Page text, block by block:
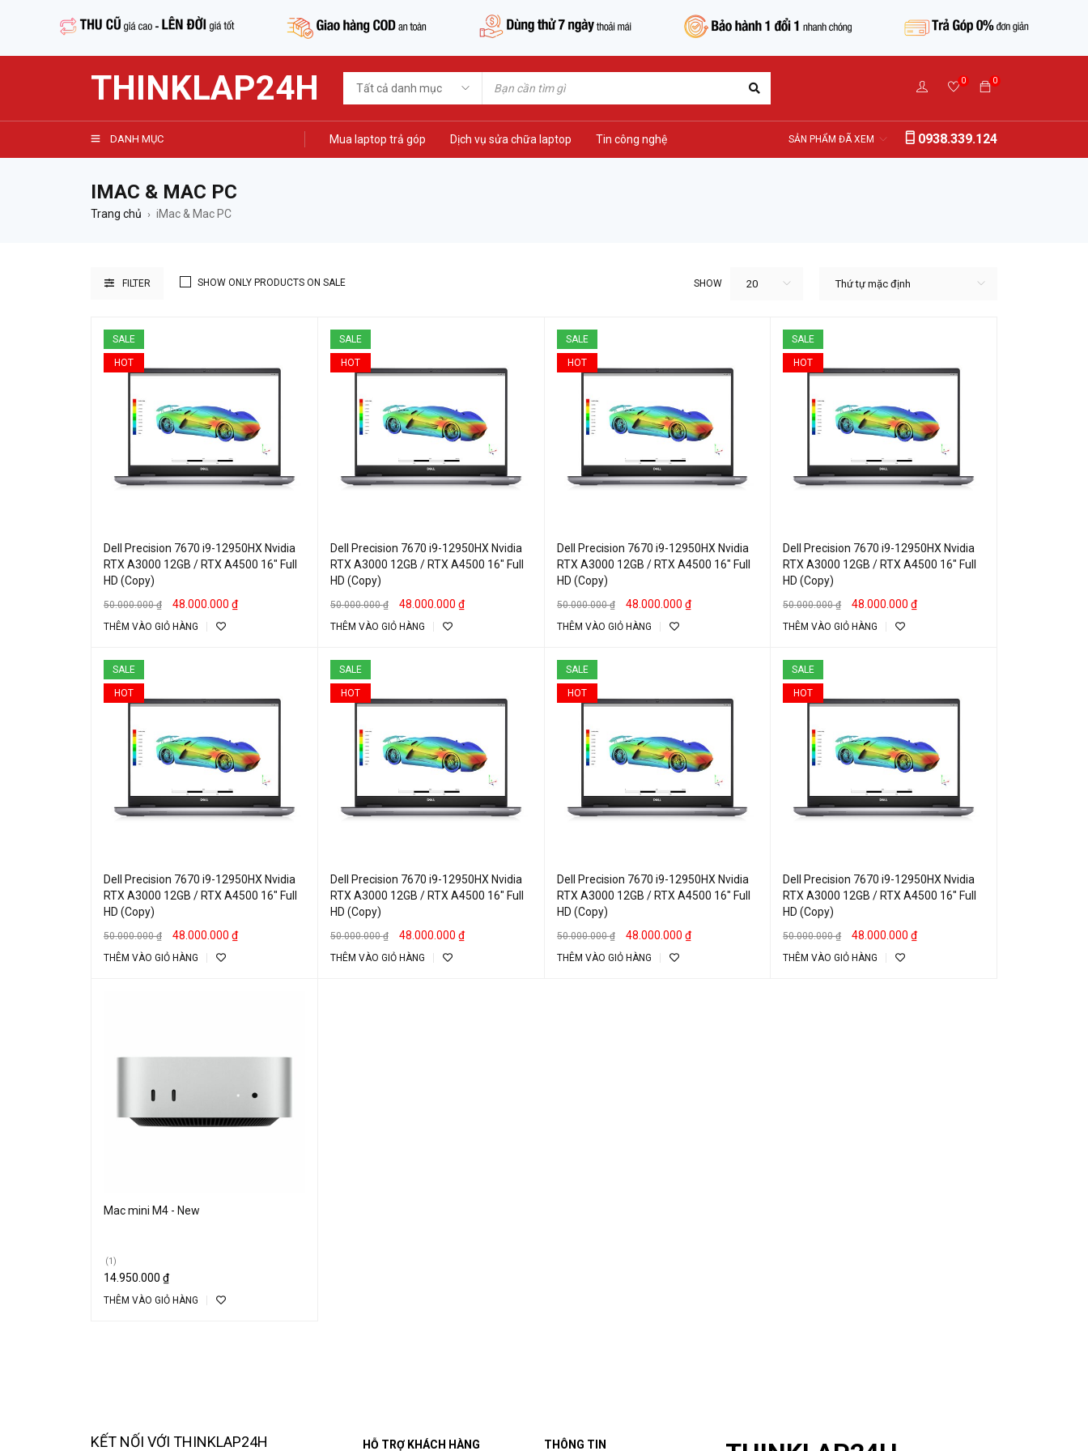
THINKLAP24H 0
0
DANH MỤC Mua laptop trả góp Dịch vụ sửa chữa laptop Tin công nghệ 0938.339.124
SẢN PHẨM ĐÃ XEM
IMAC & MAC PC
Trang chủ › iMac & Mac PC
FILTER Thứ tự mặc định
SHOW 20
SHOW ONLY PRODUCTS ON SALE
SALE
HOT
Dell Precision 7670 i9-12950HX Nvidia
RTX A3000 12GB / RTX A4500 16″ Full
HD (Copy)
50.000.000₫ 48.000.000 ₫
THÊM VÀO GIỎ HÀNG
SALE
HOT
Dell Precision 7670 i9-12950HX Nvidia
RTX A3000 12GB / RTX A4500 16″ Full
HD (Copy)
50.000.000₫ 48.000.000 ₫
THÊM VÀO GIỎ HÀNG
SALE
HOT
Dell Precision 7670 i9-12950HX Nvidia
RTX A3000 12GB / RTX A4500 16″ Full
HD (Copy)
50.000.000₫ 48.000.000 ₫
THÊM VÀO GIỎ HÀNG
SALE
HOT
Dell Precision 7670 i9-12950HX Nvidia
RTX A3000 12GB / RTX A4500 16″ Full
HD (Copy)
50.000.000₫ 48.000.000₫
THÊM VÀO GIỎ HÀNG
SALE
HOT
Dell Precision 7670 i9-12950HX Nvidia
RTX A3000 12GB / RTX A4500 16″ Full
HD (Copy)
50.000.000₫ 48.000.000 ₫
THÊM VÀO GIỎ HÀNG
SALE
HOT
Dell Precision 7670 i9-12950HX Nvidia
RTX A3000 12GB / RTX A4500 16″ Full
HD (Copy)
50.000.000₫ 48.000.000 ₫
THÊM VÀO GIỎ HÀNG
SALE
HOT
Dell Precision 7670 i9-12950HX Nvidia
RTX A3000 12GB / RTX A4500 16″ Full
HD (Copy)
50.000.000₫ 48.000.000 ₫
THÊM VÀO GIỎ HÀNG
SALE
HOT
Dell Precision 7670 i9-12950HX Nvidia
RTX A3000 12GB / RTX A4500 16″ Full
HD (Copy)
50.000.000₫ 48.000.000₫
THÊM VÀO GIỎ HÀNG
Mac mini M4 - New
(1)
14.950.000 ₫
THÊM VÀO GIỎ HÀNG
KẾT NỐI VỚI THINKLAP24H HỖ TRỢ KHÁCH HÀNG THÔNG TIN